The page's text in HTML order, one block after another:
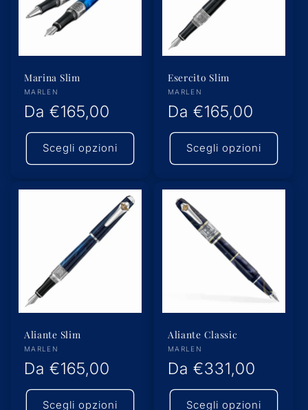
Marina Slim
Produttore:
MARLEN
Prezzo
di
listino
Da €165,00
Scegli opzioni
Esercito Slim
Produttore:
MARLEN
Prezzo
di
listino
Da €165,00
Scegli opzioni
Aliante Slim
Produttore:
MARLEN
Prezzo
di
Da €165,00
Scegli opzioni
Aliante Classic
Produttore:
MARLEN
Prezzo
di
Da €331,00
Scegli opzioni